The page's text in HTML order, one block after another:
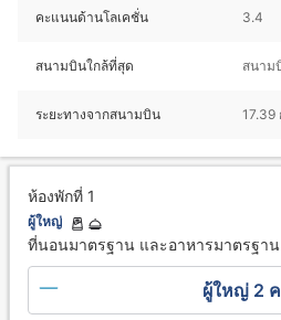
คะแนนด้านโลเคชั่น 3.4
สนามบินใกล้ที่สุด สนาม
ระยะทางจากสนามบิน 17.39
ห้องพักที่ 1
ผู้ใหญ่
ที่นอนมาตรฐาน และอาหารมาตรฐาน
ผู้ใหญ่ 2